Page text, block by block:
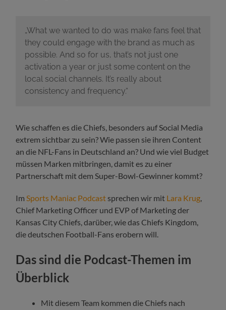
„What we wanted to do was make fans feel that
they could engage with the brand as much as
possible. And so for us, that’s not just one
activation a year or just some content on the
local social channels. It’s really about
consistency and frequency.“
Wie schaffen es die Chiefs, besonders auf Social Media
extrem sichtbar zu sein? Wie passen sie ihren Content
an die NFL-Fans in Deutschland an? Und wie viel Budget
müssen Marken mitbringen, damit es zu einer
Partnerschaft mit dem Super-Bowl-Gewinner kommt?
ImSports Maniac Podcast sprechen wir mit Lara Krug,
Chief Marketing Officer und EVP of Marketing der
Kansas City Chiefs, darüber, wie das Chiefs Kingdom,
die deutschen Football-Fans erobern will.
Das sind die Podcast-Themen im
Überblick
Mit diesem Team kommen die Chiefs nach